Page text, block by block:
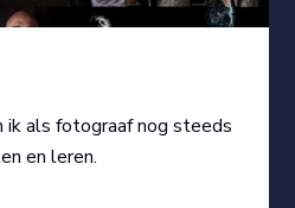
ik als fotograaf nog steeds
en leren.